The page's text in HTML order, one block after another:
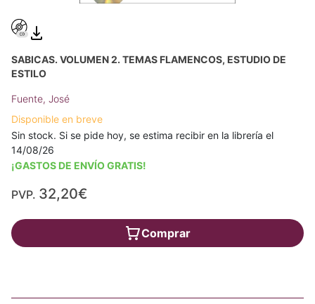
SABICAS. VOLUMEN 2. TEMAS FLAMENCOS, ESTUDIO DE
ESTILO
Fuente, José
Disponible en breve
Sin stock. Si se pide hoy, se estima recibir en la librería el
14/08/26
¡GASTOS DE ENVÍO GRATIS!
PVP. 32,20€
Comprar